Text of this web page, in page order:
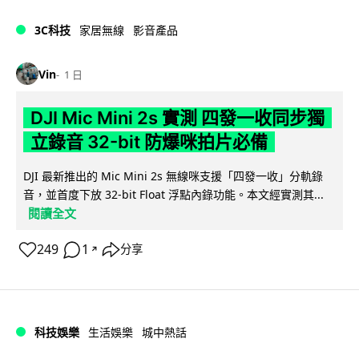
3C科技 家居無線 影音產品
Vin 1 日
DJI Mic Mini 2s 實測 四發一收同步獨
立錄音 32-bit 防爆咪拍片必備
DJI 最新推出的 Mic Mini 2s 無線咪支援「四發一收」分軌錄
音，並首度下放 32-bit Float 浮點內錄功能。本文經實測其...
閱讀全文
249 1 ↗ 分享
科技娛樂 生活娛樂 城中熱話